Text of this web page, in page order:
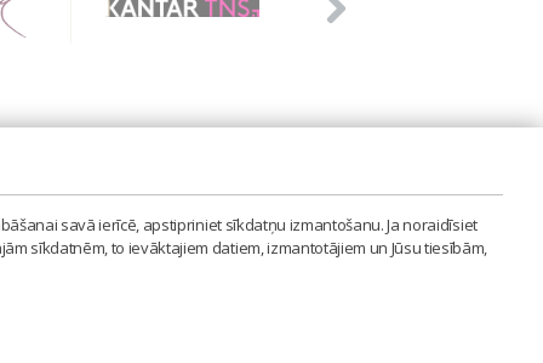
savā ierīcē, apstipriniet sīkdatņu izmantošanu. Ja noraidīsiet
sīkdatnēm, to ievāktajiem datiem, izmantotājiem un Jūsu tiesībām,